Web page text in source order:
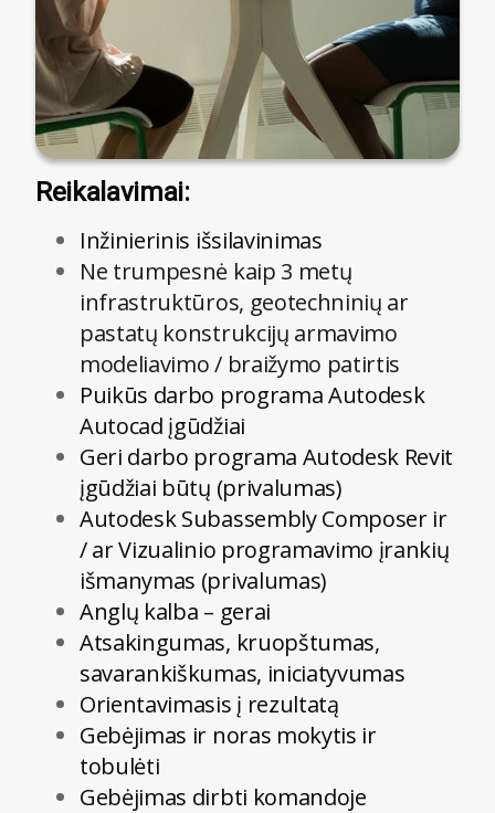
Reikalavimai:
Inžinierinis išsilavinimas
Ne trumpesnė kaip 3 metų
infrastruktūros, geotechninių ar
pastatų konstrukcijų armavimo
modeliavimo / braižymo patirtis
Puikūs darbo programa Autodesk
Autocad įgūdžiai
Geri darbo programa Autodesk Revit
įgūdžiai būtų (privalumas)
Autodesk Subassembly Composer ir
/ ar Vizualinio programavimo įrankių
išmanymas (privalumas)
Anglų kalba – gerai
Atsakingumas, kruopštumas,
savarankiškumas, iniciatyvumas
Orientavimasis į rezultatą
Gebėjimas ir noras mokytis ir
tobulėti
Gebėjimas dirbti komandoje